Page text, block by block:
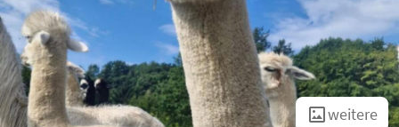
weitere